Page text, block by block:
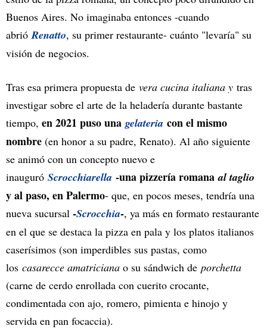
Buenos Aires. No imaginaba entonces -cuando
abrió Renatto, su primer restaurante- cuánto "levaría" su
visión de negocios.
Tras esa primera propuesta de vera cucina italiana y tras
investigar sobre el arte de la heladería durante bastante
tiempo, en 2021 puso una gelateria con el mismo
nombre (en honor a su padre, Renato). Al año siguiente
se animó con un concepto nuevo e
inauguró Scrocchiarella -una pizzería romanaal taglio
y al paso, en Palermo- que, en pocos meses, tendría una
nueva sucursal -Scrocchia-, ya más en formato restaurante
en el que se destaca la pizza en pala y los platos italianos
caserísimos (son imperdibles sus pastas, como
los casarecce amatriciana o su sándwich de porchetta
(carne de cerdo enrollada con cuerito crocante,
condimentada con ajo, romero, pimienta e hinojo y
servida en pan focaccia).